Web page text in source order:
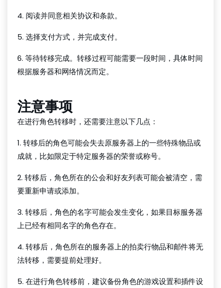
4. 阅读并同意相关协议和条款。
5. 选择支付方式，并完成支付。
6. 等待转移完成。转移过程可能需要一段时间，具体时间
根据服务器和网络情况而定。
注意事项
在进行角色转移时，还需要注意以下几点：
1. 转移后的角色可能会失去原服务器上的一些特殊物品或
成就，比如限定于特定服务器的荣誉或称号。
2. 转移后，角色所在的公会和好友列表可能会被清空，需
要重新申请或添加。
3. 转移后，角色的名字可能会发生变化，如果目标服务器
上已经有相同名字的角色存在。
4. 转移后，角色所在的服务器上的拍卖行物品和邮件将无
法转移，需要提前处理好。
5. 在进行角色转移前，建议备份角色的游戏设置和插件设